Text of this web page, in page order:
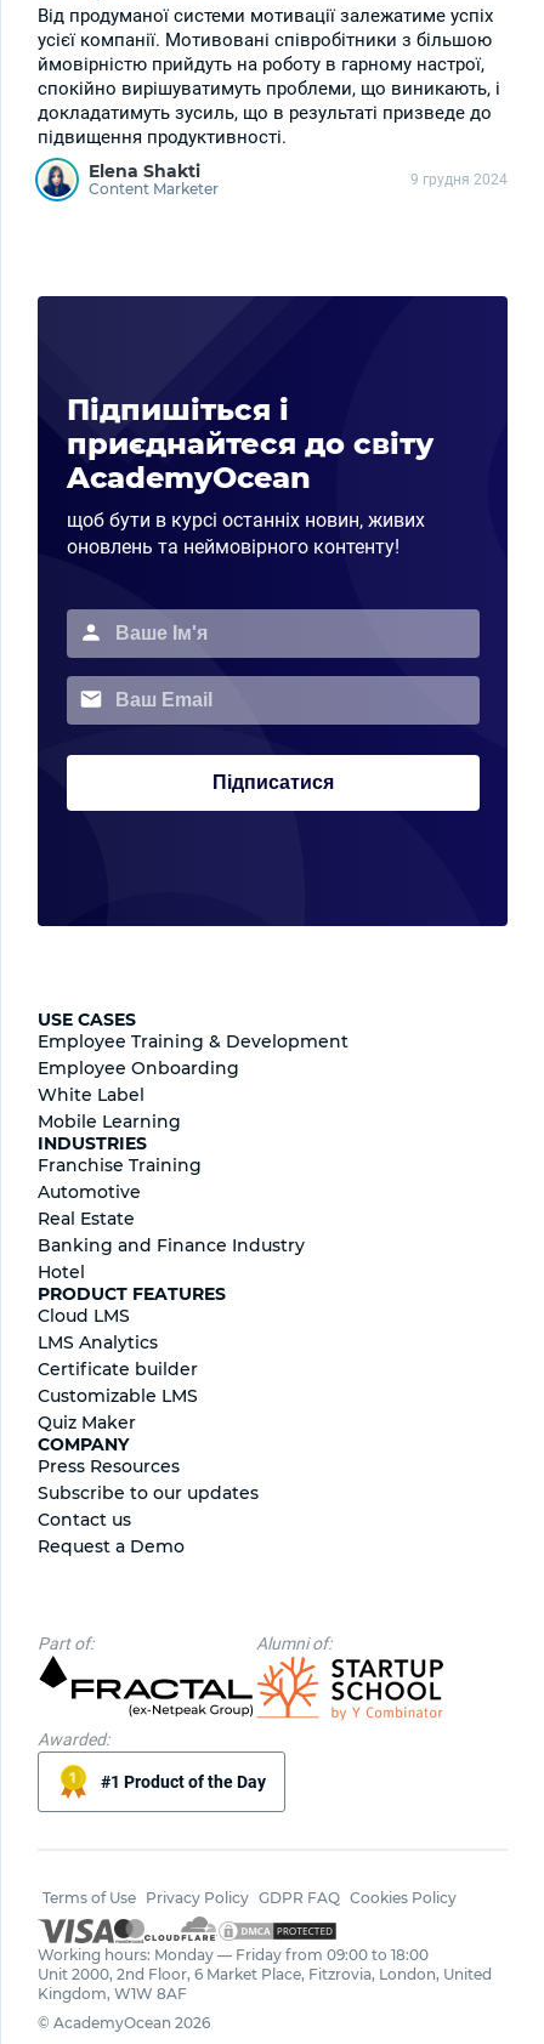
Від продуманої системи мотивації залежатиме успіх
усієї компанії. Мотивовані співробітники з більшою
ймовірністю прийдуть на роботу в гарному настрої,
спокійно вирішуватимуть проблеми, що виникають, і
докладатимуть зусиль, що в результаті призведе до
підвищення продуктивності.
Elena Shakti
Content Marketer 9 грудня 2024
Підпишіться і
приєднайтеся до світу
AcademyOcean
щоб бути в курсі останніх новин, живих
оновлень та неймовірного контенту!
Підписатися
USE CASES
Employee Training & Development
Employee Onboarding
White Label
Mobile Learning
INDUSTRIES
Franchise Training
Automotive
Real Estate
Banking and Finance Industry
Hotel
PRODUCT FEATURES
Cloud LMS
LMS Analytics
Certificate builder
Сustomizable LMS
Quiz Maker
COMPANY
Press Resources
Subscribe to our updates
Contact us
Request a Demo
Part of: Alumni of:
Awarded:
#1 Product of the Day
Terms of Use Privacy Policy GDPR FAQ Cookies Policy
Working hours: Monday — Friday from 09:00 to 18:00
Unit 2000, 2nd Floor, 6 Market Place, Fitzrovia, London, United
Kingdom, W1W 8AF
© AcademyOcean 2026